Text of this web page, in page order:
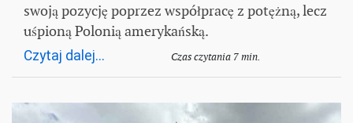
swoją pozycję poprzez współpracę z potężną, lecz
uśpioną Polonią amerykańską.
Czytaj dalej... Czas czytania 7 min.